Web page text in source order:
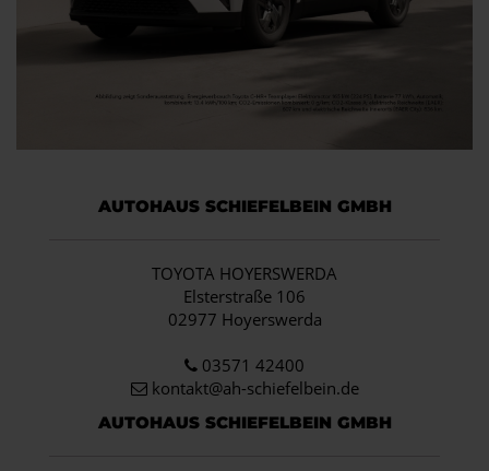
AUTOHAUS SCHIEFELBEIN GMBH
TOYOTA HOYERSWERDA
Elsterstraße 106
02977 Hoyerswerda
03571 42400
kontakt@ah-schiefelbein.de
AUTOHAUS SCHIEFELBEIN GMBH